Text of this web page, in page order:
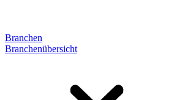
Branchen
Branchenübersicht